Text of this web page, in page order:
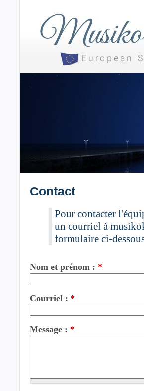
Contact
Pour contacter
un courriel à
formulaire ci-
Nom et prénom : *
Courriel : *
Message : *